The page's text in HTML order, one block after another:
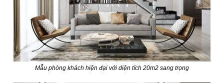
Mẫu phòng khách hiện đại với diện tích 20m2 sang trọng